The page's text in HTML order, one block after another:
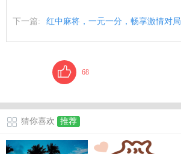
下一篇: 红中麻将，一元一分，畅享激情对局
68
猜你喜欢 推荐